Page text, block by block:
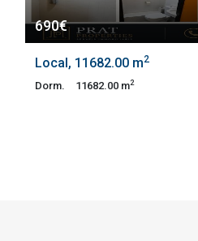
690€
Local, 11682.00 m2
Dorm. 11682.00 m2